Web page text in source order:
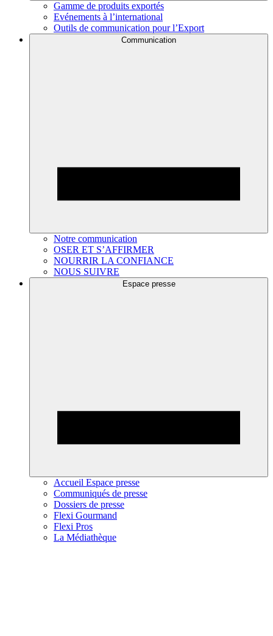
Gamme de produits exportés
Evénements à l’international
Outils de communication pour l’Export
Communication
Notre communication
OSER ET S’AFFIRMER
NOURRIR LA CONFIANCE
NOUS SUIVRE
Espace presse
Accueil Espace presse
Communiqués de presse
Dossiers de presse
Flexi Gourmand
Flexi Pros
La Médiathèque